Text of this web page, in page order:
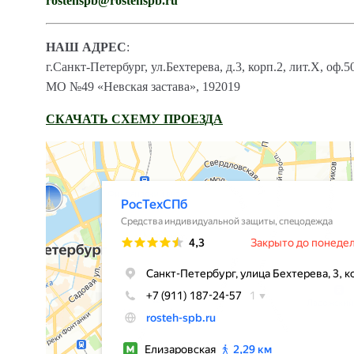
НАШ АДРЕС:
г.Санкт-Петербург, ул.Бехтерева, д.3, корп.2, лит.Х,
МО №49 «Невская застава», 192019
СКАЧАТЬ СХЕМУ ПРОЕЗДА